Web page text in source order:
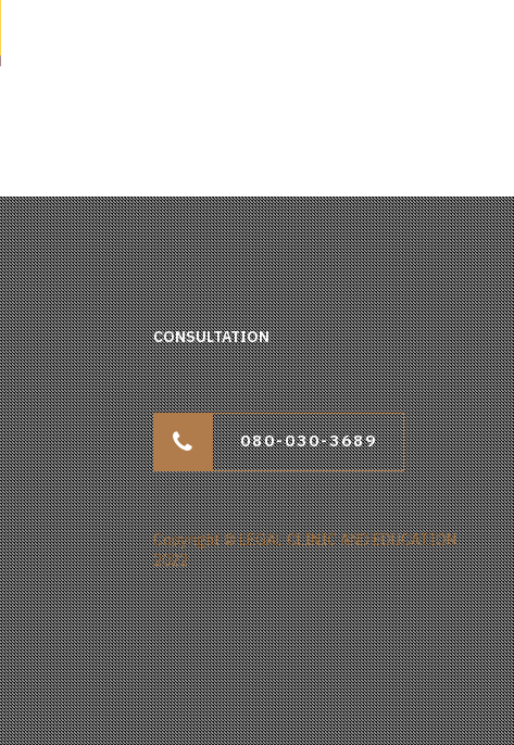
CONSULTATION
080-030-3689
Copyright © LEGAL CLINIC AND EDUCATION
2022